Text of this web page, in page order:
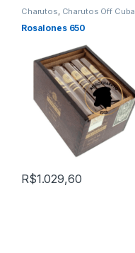
Charutos Charutos Off Cuba
Rosalones
Rosalones 650
R$1.029,60